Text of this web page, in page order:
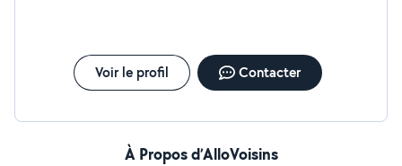
Voir le profil Contacter
À Propos d’AlloVoisins